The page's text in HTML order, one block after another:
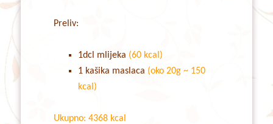
Preliv:
1dcl mlijeka (60 kcal)
1 kašika maslaca (oko 20g ~ 150
kcal)
Ukupno: 4368 kcal